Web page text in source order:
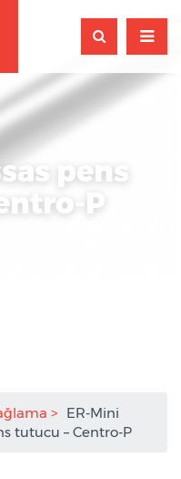
pens
P
ER-Mini
tutucu – Centro-P